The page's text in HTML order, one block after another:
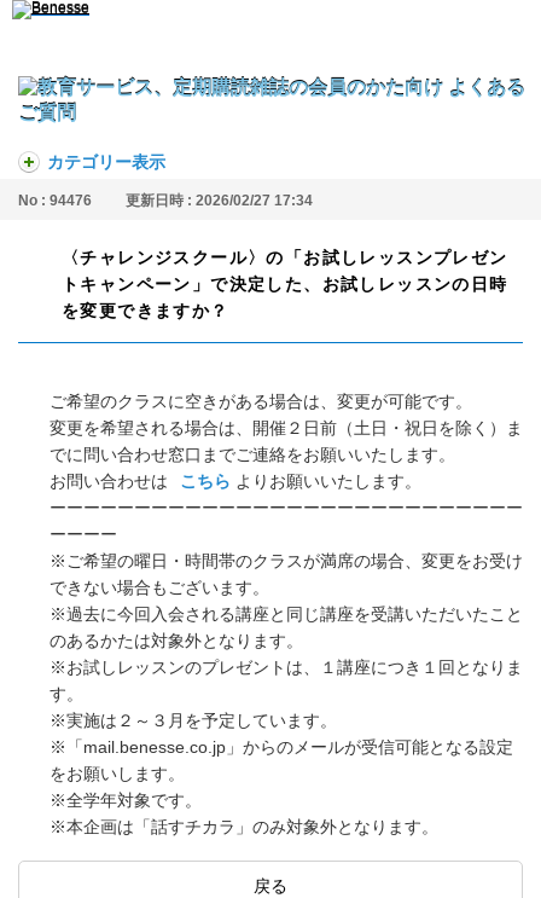
カテゴリー表示
No : 94476 更新日時 : 2026/02/27 17:34
〈チャレンジスクール〉の「お試しレッスンプレゼン
トキャンペーン」で決定した、お試しレッスンの日時
を変更できますか？
ご希望のクラスに空きがある場合は、変更が可能です。
変更を希望される場合は、開催２日前（土日・祝日を除く）ま
でに問い合わせ窓口までご連絡をお願いいたします。
お問い合わせは
こちら よりお願いいたします。
ーーーーーーーーーーーーーーーーーーーーーーーーーーーー
ーーーー
※ご希望の曜日・時間帯のクラスが満席の場合、変更をお受け
できない場合もございます。
※過去に今回入会される講座と同じ講座を受講いただいたこと
のあるかたは対象外となります。
※お試しレッスンのプレゼントは、１講座につき１回となりま
す。
※実施は２～３月を予定しています。
※「mail.benesse.co.jp」からのメールが受信可能となる設定
をお願いします。
※全学年対象です。
※本企画は「話すチカラ」のみ対象外となります。
戻る